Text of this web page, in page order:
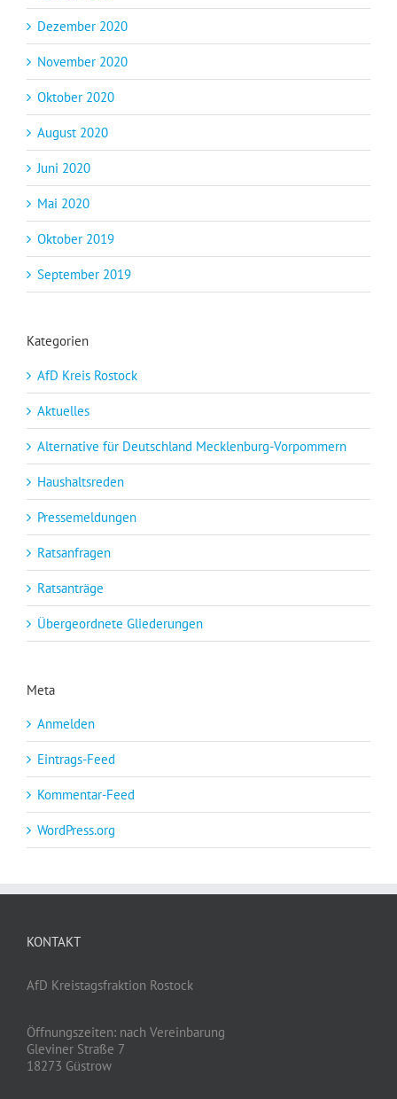
Dezember 2020
November 2020
Oktober 2020
August 2020
Juni 2020
Mai 2020
Oktober 2019
September 2019
Kategorien
AfD Kreis Rostock
Aktuelles
Alternative für Deutschland Mecklenburg-Vorpommern
Haushaltsreden
Pressemeldungen
Ratsanfragen
Ratsanträge
Übergeordnete Gliederungen
Meta
Anmelden
Eintrags-Feed
Kommentar-Feed
WordPress.org
KONTAKT
AfD Kreistagsfraktion Rostock
Öffnungszeiten: nach Vereinbarung
Gleviner Straße 7
18273 Güstrow